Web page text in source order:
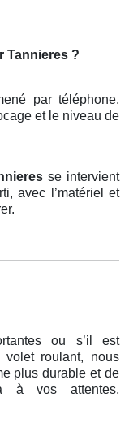
Tannieres ?
par téléphone.
et le niveau de
se intervient
avec l’matériel et
ou s’il est
volet roulant, nous
plus durable et de
à vos attentes,